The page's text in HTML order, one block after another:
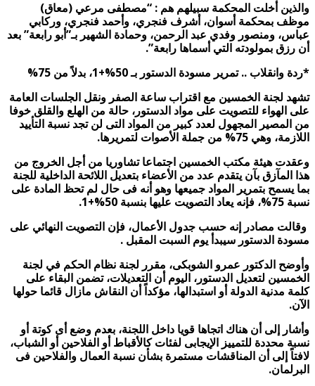
والذين أخلت المحكمة سبيلهم هم : “مصطفى مرعي (معاق)
موظف بمحكمة أسوان، أشرف فنجري، وأحمد فنجري، وركابي
عباس، ومنصور وفدي عبد الرحمن، وحمادة الشهير بـ”أبو رابعة” بعد
أن رزق بمولودته التي أسماها رابعة”.
*ردة وانقلاب .. تمرير مسودة الدستور بـ 50%+1، بدلاً من 75%
تشهد لجنة الخمسين مع اقتراب ساعة الصفر ونقل الجلسات العامة
على الهواء للتصويت على مواد الدستور، حالة من الهلع والقلق خوفا
من المصير المجهول لعدد كبير من المواد التى لن تجد نسبة التأييد
اللازمة، وهي 75% من جملة الأصوات لتمريرها.
وعقدت هيئة مكتب الخمسين اجتماعا تشاوريا من أجل الخروج من
هذا المآزق بآن يتقدم عدد من الأعضاء بتعديل اللائحة الداخلية للجنة
بما يسمح بتمرير المواد جميعها وهو أنه فى حال لم تحظ المادة على
نسبة 75%، فإنه يعاد التصويت عليها بنسبة 50%+1.
وقالت مصادر إنه حسب جدول الأعمال، فإن التصويت النهائي على
مسودة الدستور سيبدأ يوم السبت المقبل .
وأوضح الدكتور عمرو الشوبكى، مقرر لجنة نظام الحكم في لجنة
الخمسين لتعديل الدستور، اليوم أن التعديلات، تضمن البقاء على
كلمة مدنية الدولة أو استبدالها، مؤكداً أن النقاش مازال قائما حولها
الآن.
وأشار إلى أن هناك اتجاها قويا داخل اللجنة، بعدم وضع أى كوتة أو
نسبة محددة للتمييز الإيجابى لفئات كالأقباط أو الفلاحين أو الشباب،
لافتاً إلى أن المناقشات مستمرة بشأن نسبة العمال والفلاحين فى
البرلمان.